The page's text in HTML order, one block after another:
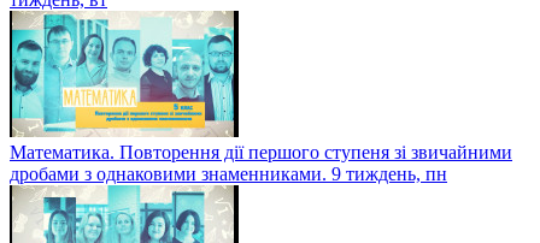
Математика. Повторення. Геометричні фігури та величини. 9
тиждень, вт